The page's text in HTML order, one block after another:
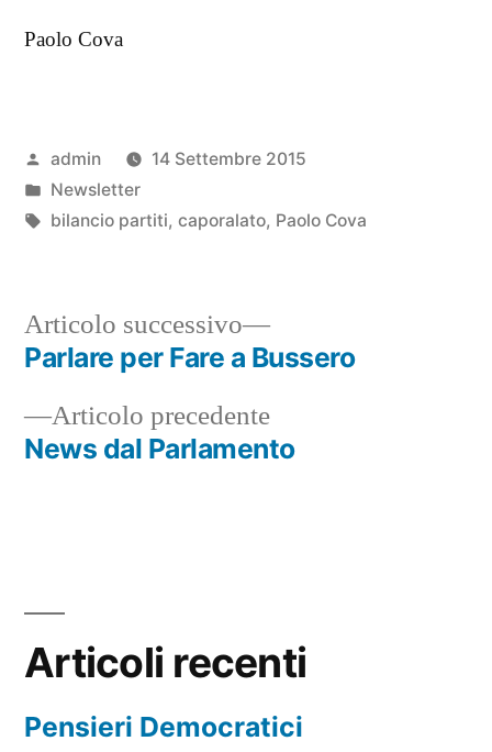
Paolo Cova
Pubblicato
da
admin
14 Settembre 2015
Pubblicato
in
Newsletter
Tag:
bilancio partiti, caporalato, Paolo Cova
Navigazione
articoli
Articolo precedenteArticolo
precedente:
News dal Parlamento
Articolo successivo
Articolo
successivo:
Parlare per Fare a Bussero
Articoli recenti
Pensieri Democratici